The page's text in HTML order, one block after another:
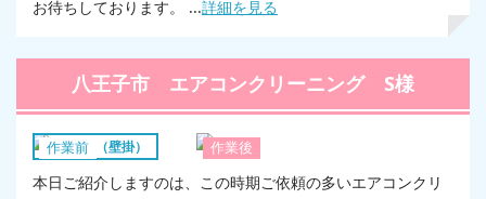
お待ちしております。 ...詳細を見る
八王子市 エアコンクリーニング S様
作業前 作業後
エアコン（壁掛）
本日ご紹介しますのは、この時期ご依頼の多いエアコンクリ